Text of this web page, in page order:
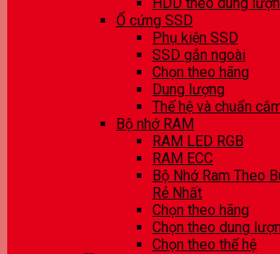
Ổ cứng SSD
Phụ kiện SSD
SSD gắn ngoài
Chọn theo hãng
Dung lượng
Thế hệ và chuẩn
Bộ nhớ RAM
RAM LED RGB
RAM ECC
Bộ Nhớ Ram Theo
Rẻ Nhất
Chọn theo hãng
Chọn theo dung
Chọn theo thế hệ